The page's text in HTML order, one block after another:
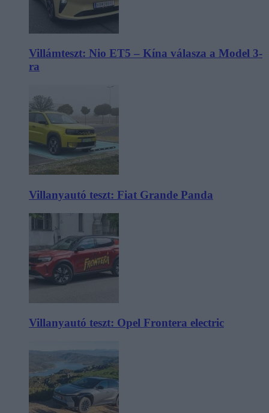
Villámteszt: Nio ET5 – Kína válasza a Model 3-
ra
Villanyautó teszt: Fiat Grande Panda
Villanyautó teszt: Opel Frontera electric